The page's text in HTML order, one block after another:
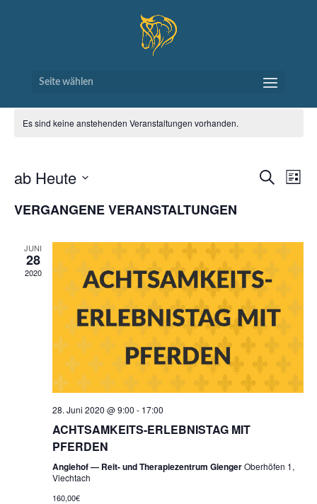
Seite wählen
Es sind keine anstehenden Veranstaltungen vorhanden.
Suche
Liste
ab Heute
wählen.
VERGANGENE VERANSTALTUNGEN
JUNI
28
2020
28. Juni 2020 @ 9:00 - 17:00
ACHTSAMKEITS-ERLEBNISTAG MIT
PFERDEN
Angiehof — Reit- und Therapiezentrum GiengerOberhöfen 1,
Viechtach
160,00€